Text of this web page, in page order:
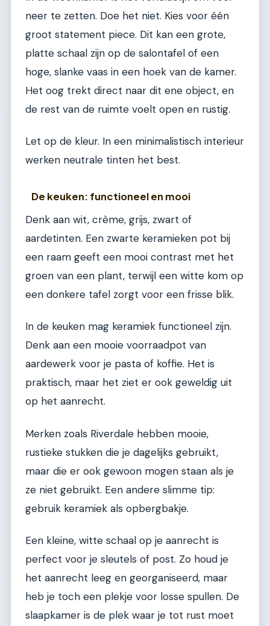
neer te zetten. Doe het niet. Kies voor één
groot statement piece. Dit kan een grote,
platte schaal zijn op de salontafel of een
hoge, slanke vaas in een hoek van de kamer.
Het oog trekt direct naar dit ene object, en
de rest van de ruimte voelt open en rustig.
Let op de kleur. In een minimalistisch interieur
werken neutrale tinten het best.
De keuken: functioneel en mooi
Denk aan wit, crème, grijs, zwart of
aardetinten. Een zwarte keramieken pot bij
een raam geeft een mooi contrast met het
groen van een plant, terwijl een witte kom op
een donkere tafel zorgt voor een frisse blik.
In de keuken mag keramiek functioneel zijn.
Denk aan een mooie voorraadpot van
aardewerk voor je pasta of koffie. Het is
praktisch, maar het ziet er ook geweldig uit
op het aanrecht.
Merken zoals Riverdale hebben mooie,
rustieke stukken die je dagelijks gebruikt,
maar die er ook gewoon mogen staan als je
ze niet gebruikt. Een andere slimme tip:
gebruik keramiek als opbergbakje.
Een kleine, witte schaal op je aanrecht is
perfect voor je sleutels of post. Zo houd je
het aanrecht leeg en georganiseerd, maar
heb je toch een plekje voor losse spullen. De
slaapkamer is de plek waar je tot rust moet